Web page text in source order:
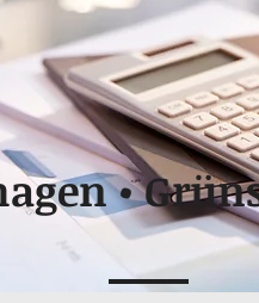
•